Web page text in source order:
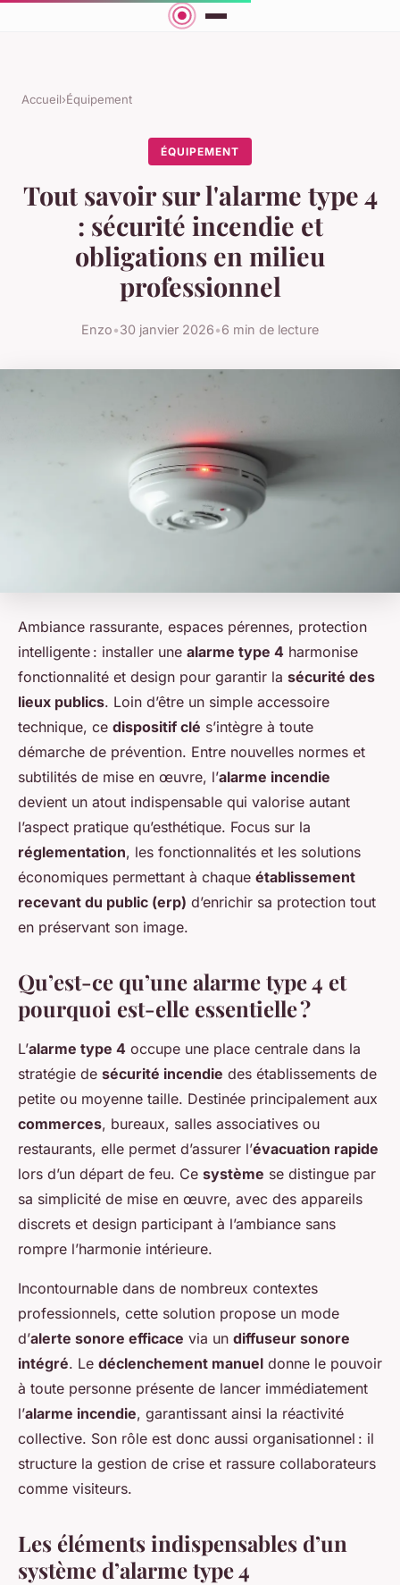
Accueil›Équipement
ÉQUIPEMENT
Tout savoir sur l'alarme type 4
: sécurité incendie et
obligations en milieu
professionnel
Enzo•30 janvier 2026•6 min de lecture
Ambiance rassurante, espaces pérennes, protection
intelligente : installer une alarme type 4 harmonise
fonctionnalité et design pour garantir la sécurité des
lieux publics. Loin d’être un simple accessoire
technique, ce dispositif clé s’intègre à toute
démarche de prévention. Entre nouvelles normes et
subtilités de mise en œuvre, l’alarme incendie
devient un atout indispensable qui valorise autant
l’aspect pratique qu’esthétique. Focus sur la
réglementation, les fonctionnalités et les solutions
économiques permettant à chaque établissement
recevant du public (erp) d’enrichir sa protection tout
en préservant son image.
Qu’est-ce qu’une alarme type 4 et
pourquoi est-elle essentielle ?
L’alarme type 4 occupe une place centrale dans la
stratégie de sécurité incendie des établissements de
petite ou moyenne taille. Destinée principalement aux
commerces, bureaux, salles associatives ou
restaurants, elle permet d’assurer l’évacuation rapide
lors d’un départ de feu. Ce système se distingue par
sa simplicité de mise en œuvre, avec des appareils
discrets et design participant à l’ambiance sans
rompre l’harmonie intérieure.
Incontournable dans de nombreux contextes
professionnels, cette solution propose un mode
d’alerte sonore efficace via un diffuseur sonore
intégré. Le déclenchement manuel donne le pouvoir
à toute personne présente de lancer immédiatement
l’alarme incendie, garantissant ainsi la réactivité
collective. Son rôle est donc aussi organisationnel : il
structure la gestion de crise et rassure collaborateurs
comme visiteurs.
Les éléments indispensables d’un
système d’alarme type 4